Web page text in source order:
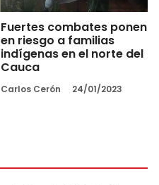
Fuertes combates ponen
en riesgo a familias
indígenas en el norte del
Cauca
Carlos Cerón 24/01/2023